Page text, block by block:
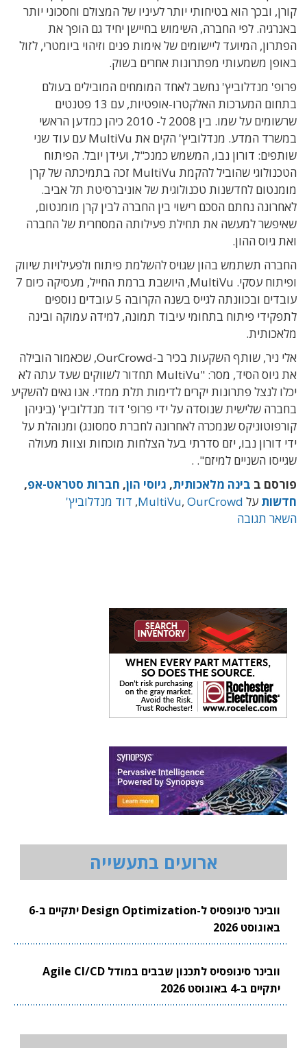
קורן, ובכך הוא בטיחותי יותר לעיניו של המצולם וחסכוני יותר
באנרגיה. לפי החברה, השימוש בחיישן יחיד גם הופך את
הפתרון, המיועד ליישומים של אימות פנים וזיהוי ביומטרי, לזול
באופן משמעותי מפתרונות אחרים בשוק.
פרופ' מנדלוביץ' נחשב לאחד המומחים המובילים בעולם
בתחום המערכות האלקטרו-אופטיות, עם 13 פטנטים
שרשומים על שמו. בין 2008 ל- 2010 כיהן כמדען הראשי
במשרד המדע. מנדלוביץ' הקים את MultiVu עם עוד שני
שותפים: דורון נבו, המשמש כמנכ"ל, ועידן יובל. הפיתוח
הטכנולוגי שהוביל להקמת MultiVu זכה בתמיכתה של קרן
מומנטום לחדשנות טכנולוגית של אוניברסיטת תל אביב.
לאחרונה נחתם הסכם רישוי בין החברה לבין קרן מומנטום,
שאיפשר למעשה את תחילת פעילותה המסחרית של החברה
ואת גיוס ההון.
החברה תשתמש בהון שגויס להשלמת פיתוח ולפעילויות שיווק
ופיתוח עסקי. MultiVu
, היושבת ברמת החייל, מעסיקה כיום 7
עובדים ובכוונתה לגייס בשנה הקרובה 5 עובדים נוספים
לתפקידי פיתוח בתחומי עיבוד תמונה, למידה עמוקה ובינה
מלאכותית.
אלי ניר, שותף השקעות בכיר ב-OurCrowd, שכאמור הובילה
את גיוס הסיד, מסר: "MultiVu תחדור לשווקים שעד עתה לא
יכלו לנצל פתרונות יקרים לדימות תלת ממדי. אנו גאים להשקיע
בחברה שלישית שנוסדה על ידי פרופ' דוד מנדלוביץ' (ביניהן
קורפוטוניקס שנמכרה לאחרונה לחברת סמסונג) ומנוהלת על
ידי דורון נבו, יזם סדרתי בעל הצלחות מוכחות וצוות מעולה
שגייסו השניים למיזם". .
פורסם ב בינה מלאכותית, גיוסי הון, חברות סטראט-אפ,
חדשות על MultiVu, OurCrowd
, דוד מנדלוביץ'
השאר תגובה
ארועים בתעשייה
וובינר סינופסיס ל-Design Optimization יתקיים ב-6
באוגוסט 2026
וובינר סינופסיס לתכנון שבבים במודל Agile CI/CD
יתקיים ב-4 באוגוסט 2026